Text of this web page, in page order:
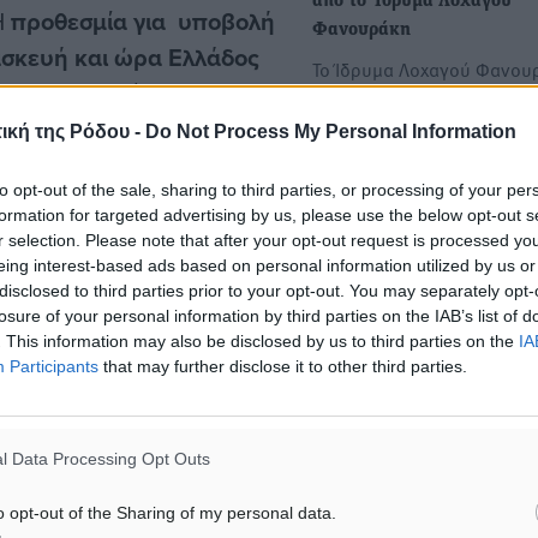
της Ρόδου - Do Not Process My Personal Information
opt-out of the sale, sharing to third parties, or processing of your
for targeted advertising by us, please use the below opt-out
selection. Please note that after your opt-out request is processed
interest-based ads based on personal information utilized by us
to third parties prior to your opt-out. You may separately
of your personal information by third parties on the IAB’s list of
This information may also be disclosed by us to third parties on the
Participants that may further disclose it to other third parties.
Data Processing Opt Outs
opt-out of the Sharing of my personal data.
προθεσμία για υποβολή
και ώρα Ελλάδος
ο Κανονισμός
όρους υποβολής
του
από τη
10.00-16.00 και email:
Φανουράκη
Το Ίδρυμα Λοχαγού
επιλογή, για το
Ιδρυμα Λοχαγού
Προκήρυξη Υποτροφιών
Έτους 2024-2025
Το ΙΔΡΥΜΑ ΛΟΧΑΓΟΥ
προκηρύσσει την
επιλογή, για το